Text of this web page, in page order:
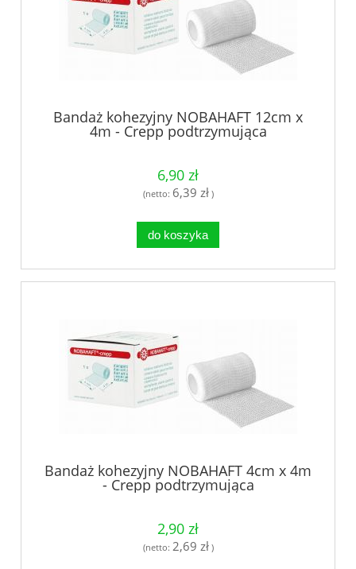
Bandaż kohezyjny NOBAHAFT 12cm x
4m - Crepp podtrzymująca
6,90 zł
(netto: 6,39 zł)
do koszyka
Bandaż kohezyjny NOBAHAFT 4cm x 4m
- Crepp podtrzymująca
2,90 zł
(netto: 2,69 zł)